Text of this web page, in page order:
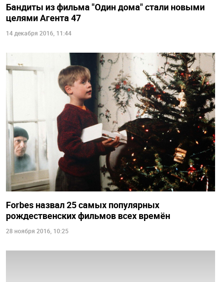
Бандиты из фильма "Один дома" стали новыми
целями Агента 47
14 декабря 2016, 11:44
Forbes назвал 25 самых популярных
рождественских фильмов всех времён
28 ноября 2016, 10:25